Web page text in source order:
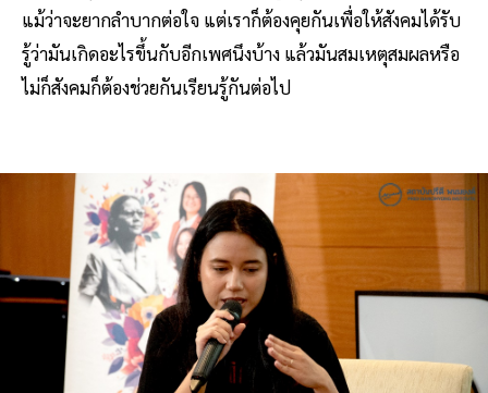
แม้ว่าจะยากลำบากต่อใจ แต่เราก็ต้องคุยกันเพื่อให้สังคมได้รับ
รู้ว่ามันเกิดอะไรขึ้นกับอีกเพศนึงบ้าง แล้วมันสมเหตุสมผลหรือ
ไม่ก็สังคมก็ต้องช่วยกันเรียนรู้กันต่อไป